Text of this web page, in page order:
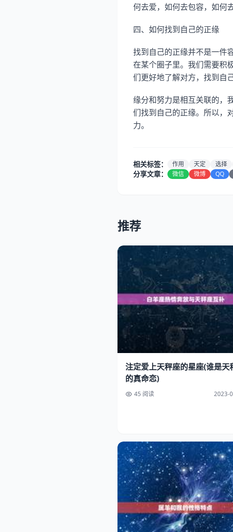
何去爱，如何去包容，如何
四、如何找到自己的正缘
找到自己的正缘并不是一件
在某个圈子里。我们需要积
们更好地了解对方，找到自
缘分和努力是相互关联的，
们找到自己的正缘。所以，
力。
相关标签： 作用 天定 选择
分享文章： 微信 微博 QQ
推荐
注定爱上天秤座的星座(谁是天
的真命恋)
45 阅读 2023-